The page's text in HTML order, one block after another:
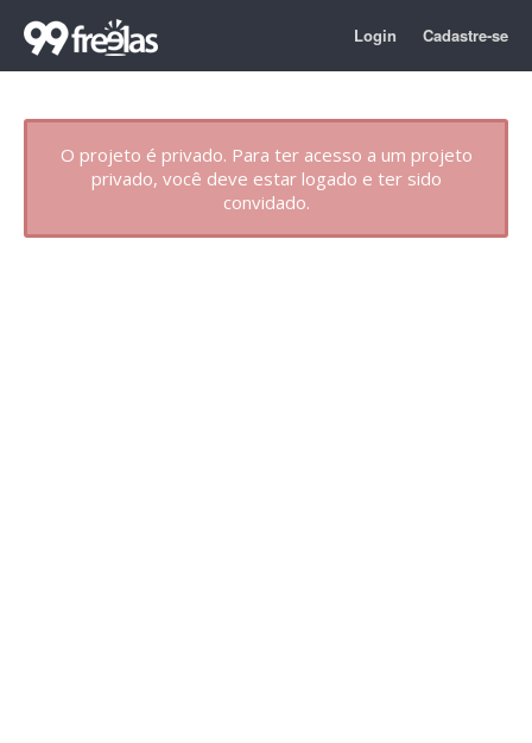
Login Cadastre-se
O projeto é privado. Para ter acesso a um projeto
privado, você deve estar logado e ter sido
convidado.